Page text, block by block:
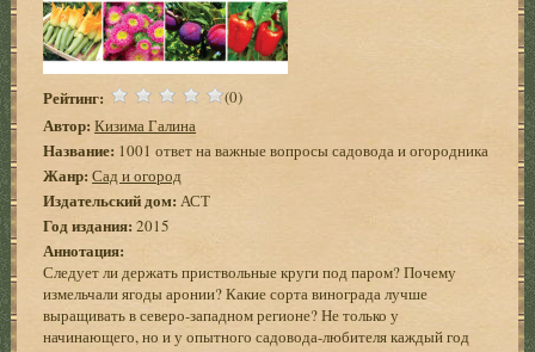
Рейтинг: (0)
Автор: Кизима Галина
Название: 1001 ответ на важные вопросы садовода и огородника
Жанр: Сад и огород
Издательский дом: АСТ
Год издания: 2015
Аннотация:
Следует ли держать приствольные круги под паром? Почему
измельчали ягоды аронии? Какие сорта винограда лучше
выращивать в северо-западном регионе? Не только у
начинающего, но и у опытного садовода-любителя каждый год